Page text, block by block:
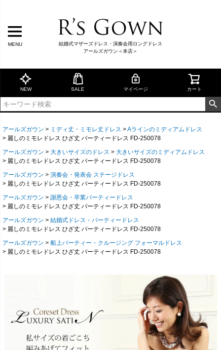
MENU
結婚式マザーズドレス・演奏会用ロングドレス
アールズガウン＜本店＞
NEW SALE マイページ カート
アールズガウン ミディ丈・ミモレ丈ドレス
Aラインのミディアムドレス
麗しのミモレドレス ひざ丈 パーティードレス FD-250078
アールズガウン
大きいサイズのドレス
大きいサイズのミディアムドレス
麗しのミモレドレス ひざ丈 パーティードレス FD-250078
アールズガウン
演奏会・発表会 ステージドレス
麗しのミモレドレス ひざ丈 パーティードレス FD-250078
アールズガウン
謝恩会・卒業パーティードレス
麗しのミモレドレス ひざ丈 パーティードレス FD-250078
アールズガウン
結婚式ドレス・パーティードレス
麗しのミモレドレス ひざ丈 パーティードレス FD-250078
アールズガウン
船上パーティー・クルージング フォーマルドレス
麗しのミモレドレス ひざ丈 パーティードレス FD-250078